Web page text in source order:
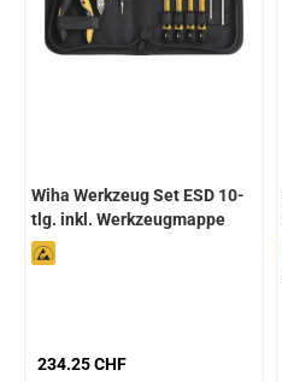
Wiha Werkzeug Set ESD 10-
tlg. inkl. Werkzeugmappe
234.25 CHF